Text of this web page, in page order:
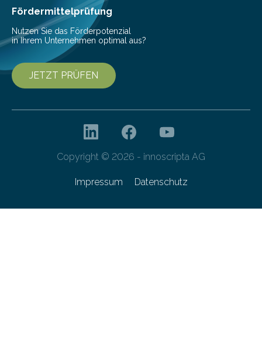
besser dämpft. Und das bei einer Gewichtseinsparung
von 20…
Fördermittelprüfung
Nutzen Sie das Förderpotenzial
in Ihrem Unternehmen optimal aus?
JETZT PRÜFEN
Copyright © 2026 - innoscripta AG
Impressum Datenschutz